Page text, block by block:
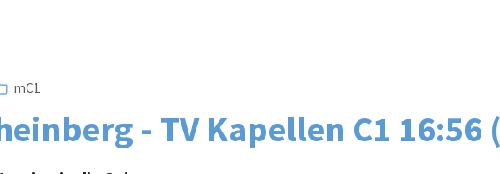
mC1
- TV Kapellen C1 16:56